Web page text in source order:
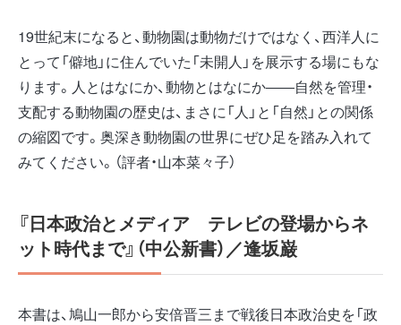
19世紀末になると、動物園は動物だけではなく、西洋人に
とって「僻地」に住んでいた「未開人」を展示する場にもな
ります。人とはなにか、動物とはなにか――自然を管理・
支配する動物園の歴史は、まさに「人」と「自然」との関係
の縮図です。奥深き動物園の世界にぜひ足を踏み入れて
みてください。（評者・山本菜々子）
『日本政治とメディア テレビの登場からネ
ット時代まで』（中公新書）／逢坂巌
本書は、鳩山一郎から安倍晋三まで戦後日本政治史を「政